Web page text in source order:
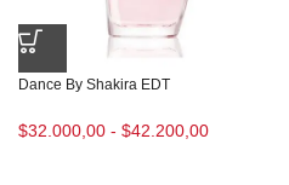
Dance By Shakira EDT
$32.000,00 - $42.200,00